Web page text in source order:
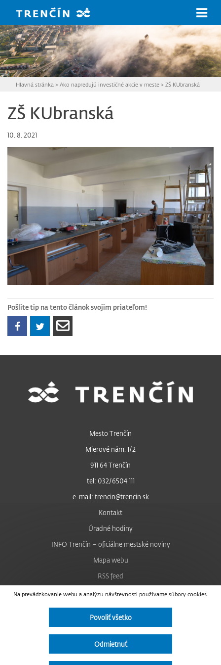
Hlavná stránka > Ako napredujú investičné akcie v meste> ZŠ KUbranská
ZŠ KUbranská
10. 8. 2021
Pošlite tip na tento článok svojim priateľom!
Na prevádzkovanie webu a analýzu návštevnosti používame súbory cookies.
Povoliť všetko
Odmietnuť
Mesto Trenčín
Mierové nám. 1/2
911 64 Trenčín
tel: 032/6504 111
e-mail: trencin@trencin.sk
Kontakt
Úradné hodiny
INFO Trenčín – oficiálne mestské noviny
Mapa webu
RSS feed
Nastavenie cookies
Facebook
Instagram
Vyhlásenie o prístupnosti